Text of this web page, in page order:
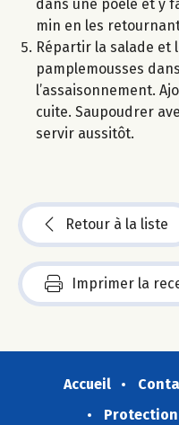
dans une poêle et y
min en les
Répartir la salade et
pamplemousses
l’assaisonnement.
cuite. Saupoudrer
servir aussitôt.
Retour à la liste
Imprimer la
Accueil